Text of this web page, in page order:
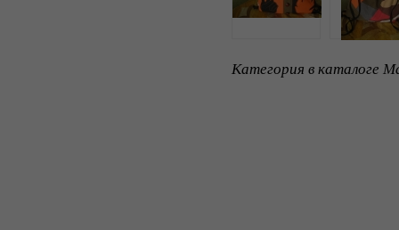
Категория в каталоге